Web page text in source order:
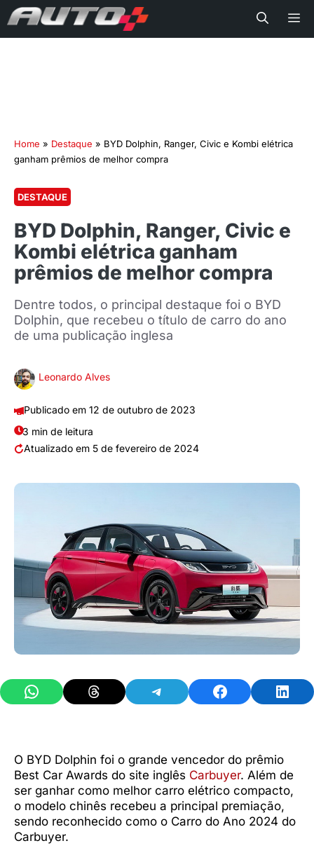
Home » Destaque » BYD Dolphin, Ranger, Civic e Kombi elétrica
ganham prêmios de melhor compra
DESTAQUE
BYD Dolphin, Ranger, Civic e
Kombi elétrica ganham
prêmios de melhor compra
Dentre todos, o principal destaque foi o BYD
Dolphin, que recebeu o título de carro do ano
de uma publicação inglesa
Leonardo Alves
12 de outubro de 2023
3 min de leitura
5 de fevereiro de 2024
Share on WhatsAppShare on ThreadsShare on TelegramShare on Facebook
O BYD Dolphin foi o grande vencedor do prêmio
Best Car Awards do site inglês Carbuyer. Além de
ser ganhar como melhor carro elétrico compacto,
o modelo chinês recebeu a principal premiação,
sendo reconhecido como o Carro do Ano 2024 do
Carbuyer.